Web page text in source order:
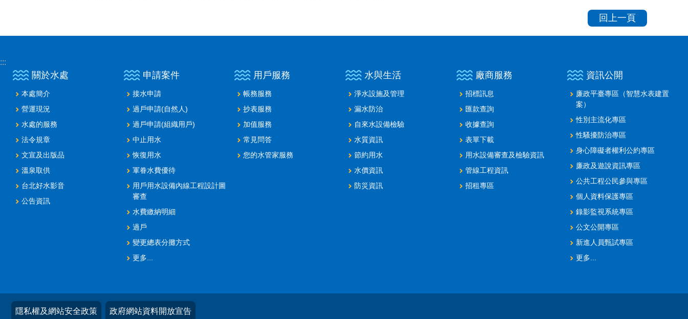
回上一頁
:::
關於水處
本處簡介
營運現況
水處的服務
法令規章
文宣及出版品
溫泉取供
台北好水影音
公告資訊
申請案件
接水申請
過戶申請(自然人)
過戶申請(組織用戶)
中止用水
恢復用水
軍眷水費優待
用戶用水設備內線工程設計圖
審查
水費繳納明細
過戶
變更總表分攤方式
更多...
用戶服務
帳務服務
抄表服務
加值服務
常見問答
您的水管家服務
水與生活
淨水設施及管理
漏水防治
自來水設備檢驗
水質資訊
節約用水
水價資訊
防災資訊
廠商服務
招標訊息
匯款查詢
收據查詢
表單下載
用水設備審查及檢驗資訊
管線工程資訊
招租專區
資訊公開
廉政平臺專區（智慧水表建置
案）
性別主流化專區
性騷擾防治專區
身心障礙者權利公約專區
廉政及遊說資訊專區
公共工程公民參與專區
個人資料保護專區
錄影監視系統專區
公文公開專區
新進人員甄試專區
更多...
隱私權及網站安全政策 政府網站資料開放宣告